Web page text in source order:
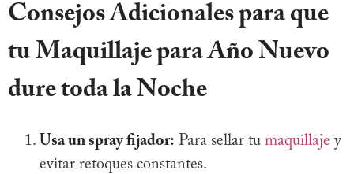
Consejos Adicionales para que
tu Maquillaje para Año Nuevo
dure toda la Noche
Usa un spray fijador: Para sellar tu maquillaje y
evitar retoques constantes.